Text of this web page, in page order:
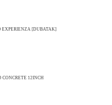
EXPERIENZA [DUBATAK]
12INCH